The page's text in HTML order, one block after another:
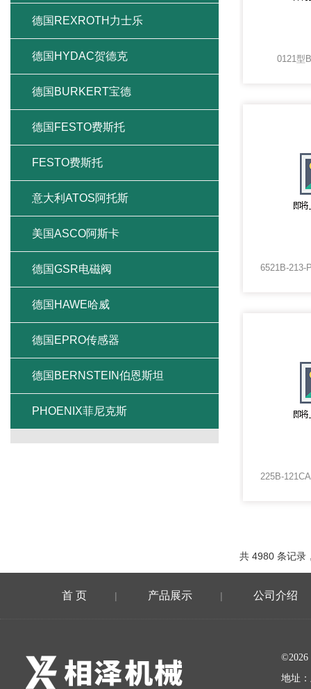
0121型
共 4980 条记
德国REXROTH力士乐
德国HYDAC贺德克
德国BURKERT宝德
德国FESTO费斯托
FESTO费斯托
意大利ATOS阿托斯
美国ASCO阿斯卡
德国GSR电磁阀
德国HAWE哈威
德国EPRO传感器
德国BERNSTEIN伯恩斯坦
PHOENIX菲尼克斯
首 页 | 产品展示 | 公司介绍
地址